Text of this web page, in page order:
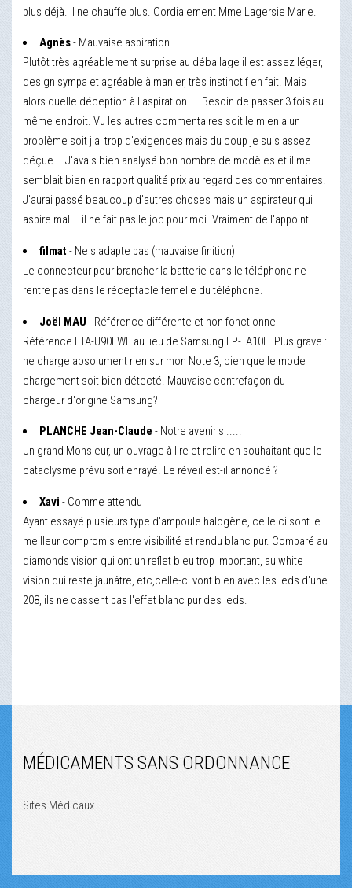
plus déjà. Il ne chauffe plus. Cordialement Mme Lagersie Marie.
Agnès- Mauvaise aspiration...
Plutôt très agréablement surprise au déballage il est assez léger,
design sympa et agréable à manier, très instinctif en fait. Mais
alors quelle déception à l'aspiration.... Besoin de passer 3 fois au
même endroit. Vu les autres commentaires soit le mien a un
problème soit j'ai trop d'exigences mais du coup je suis assez
déçue... J'avais bien analysé bon nombre de modèles et il me
semblait bien en rapport qualité prix au regard des commentaires.
J'aurai passé beaucoup d'autres choses mais un aspirateur qui
aspire mal... il ne fait pas le job pour moi. Vraiment de l'appoint.
filmat - Ne s'adapte pas (mauvaise finition)
Le connecteur pour brancher la batterie dans le téléphone ne
rentre pas dans le réceptacle femelle du téléphone.
Joël MAU - Référence différente et non fonctionnel
Référence ETA-U90EWE au lieu de Samsung EP-TA10E. Plus grave :
ne charge absolument rien sur mon Note 3, bien que le mode
chargement soit bien détecté. Mauvaise contrefaçon du
chargeur d'origine Samsung?
PLANCHE Jean-Claude - Notre avenir si.....
Un grand Monsieur, un ouvrage à lire et relire en souhaitant que le
cataclysme prévu soit enrayé. Le réveil est-il annoncé ?
Xavi - Comme attendu
Ayant essayé plusieurs type d'ampoule halogène, celle ci sont le
meilleur compromis entre visibilité et rendu blanc pur. Comparé au
diamonds vision qui ont un reflet bleu trop important, au white
vision qui reste jaunâtre, etc,celle-ci vont bien avec les leds d'une
208, ils ne cassent pas l'effet blanc pur des leds.
MÉDICAMENTS SANS ORDONNANCE
Sites Médicaux